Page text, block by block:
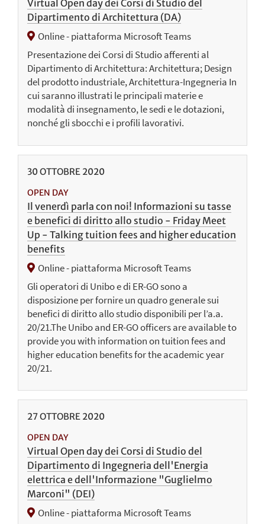
Virtual Open day dei Corsi di Studio del
Dipartimento di Architettura (DA)
Online - piattaforma Microsoft Teams
Presentazione dei Corsi di Studio afferenti al
Dipartimento di Architettura: Architettura; Design
del prodotto industriale, Architettura-Ingegneria In
cui saranno illustrati le principali materie e
modalità di insegnamento, le sedi e le dotazioni,
nonché gli sbocchi e i profili lavorativi.
30OTTOBRE 2020
OPEN DAY
Il venerdì parla con noi! Informazioni su tasse
e benefici di diritto allo studio - Friday Meet
Up - Talking tuition fees and higher education
benefits
Online - piattaforma Microsoft Teams
Gli operatori di Unibo e di ER-GO sono a
disposizione per fornire un quadro generale sui
benefici di diritto allo studio disponibili per l’a.a.
20/21.The Unibo and ER-GO officers are available to
provide you with information on tuition fees and
higher education benefits for the academic year
20/21.
27OTTOBRE 2020
OPEN DAY
Virtual Open day dei Corsi di Studio del
Dipartimento di Ingegneria dell'Energia
elettrica e dell'Informazione "Guglielmo
Marconi" (DEI)
Online - piattaforma Microsoft Teams